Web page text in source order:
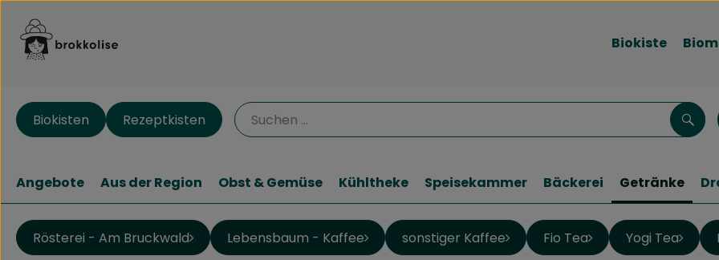
Biokiste
Biokisten Rezeptkisten
Angebote Aus der Region Obst & Gemüse Kühltheke Speisekammer Bäckerei Getränke
Rösterei - Am Bruckwald Lebensbaum - Kaffee sonstiger Kaffee Fio Tea Yogi Tea